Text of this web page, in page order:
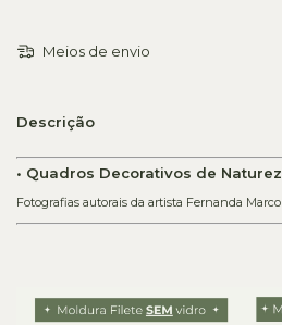
Meios de envio
Descrição
• Quadros Decorativos de
Fotografias autorais da artista Fernanda